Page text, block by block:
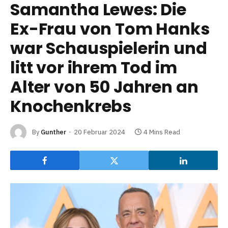
Samantha Lewes: Die
Ex-Frau von Tom Hanks
war Schauspielerin und
litt vor ihrem Tod im
Alter von 50 Jahren an
Knochenkrebs
By Gunther 20 Februar 2024 4 Mins Read